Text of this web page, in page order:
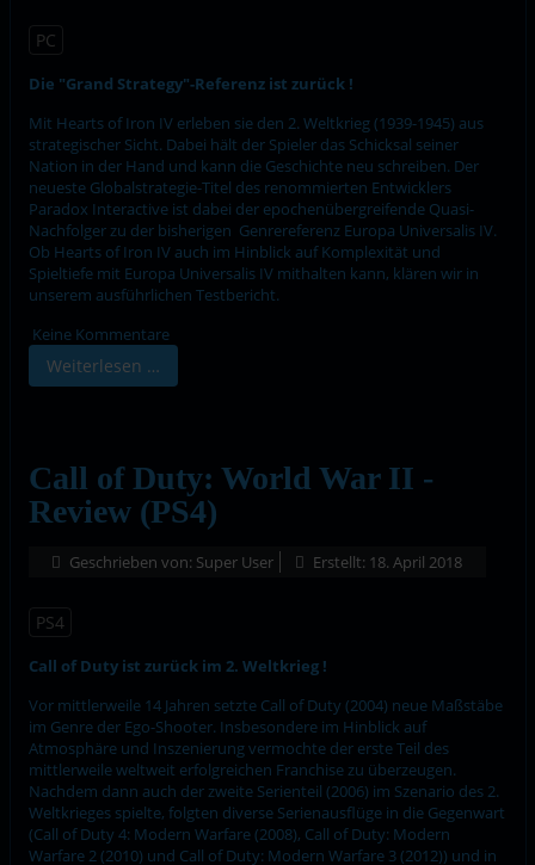
PC
Die "Grand Strategy"-Referenz ist zurück !
Mit Hearts of Iron IV erleben sie den 2. Weltkrieg (1939-1945) aus
strategischer Sicht. Dabei hält der Spieler das Schicksal seiner
Nation in der Hand und kann die Geschichte neu schreiben. Der
neueste Globalstrategie-Titel des renommierten Entwicklers
Paradox Interactive ist dabei der epochenübergreifende Quasi-
Nachfolger zu der bisherigen Genrereferenz Europa Universalis IV.
Ob Hearts of Iron IV auch im Hinblick auf Komplexität und
Spieltiefe mit Europa Universalis IV mithalten kann, klären wir in
unserem ausführlichen Testbericht.
Keine Kommentare
Weiterlesen …
Call of Duty: World War II -
Review (PS4)
Geschrieben von: Super User Erstellt: 18. April 2018
PS4
Call of Duty ist zurück im 2. Weltkrieg !
Vor mittlerweile 14 Jahren setzte Call of Duty (2004) neue Maßstäbe
im Genre der Ego-Shooter. Insbesondere im Hinblick auf
Atmosphäre und Inszenierung vermochte der erste Teil des
mittlerweile weltweit erfolgreichen Franchise zu überzeugen.
Nachdem dann auch der zweite Serienteil (2006) im Szenario des 2.
Weltkrieges spielte, folgten diverse Serienausflüge in die Gegenwart
(Call of Duty 4: Modern Warfare (2008), Call of Duty: Modern
Warfare 2 (2010) und Call of Duty: Modern Warfare 3 (2012)) und in